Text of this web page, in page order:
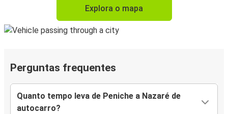
Explora o mapa
Perguntas frequentes
Quanto tempo leva de Peniche a Nazaré de
autocarro?